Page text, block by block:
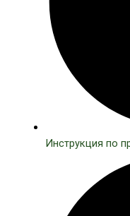
Инструкция по